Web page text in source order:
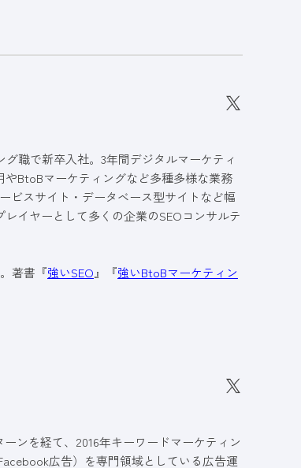
職で新卒入社。3年間デジタルマーケティ
BtoBマーケティングなど多種多様な業務
ビスサイト・データベース型サイトなど幅
イヤーとして多くの企業のSEOコンサルテ
著書『強いSEO 』『強いBtoBマーケティン
ンを経て、2016年キーワードマーケティン
広告）を専門領域としている広告運